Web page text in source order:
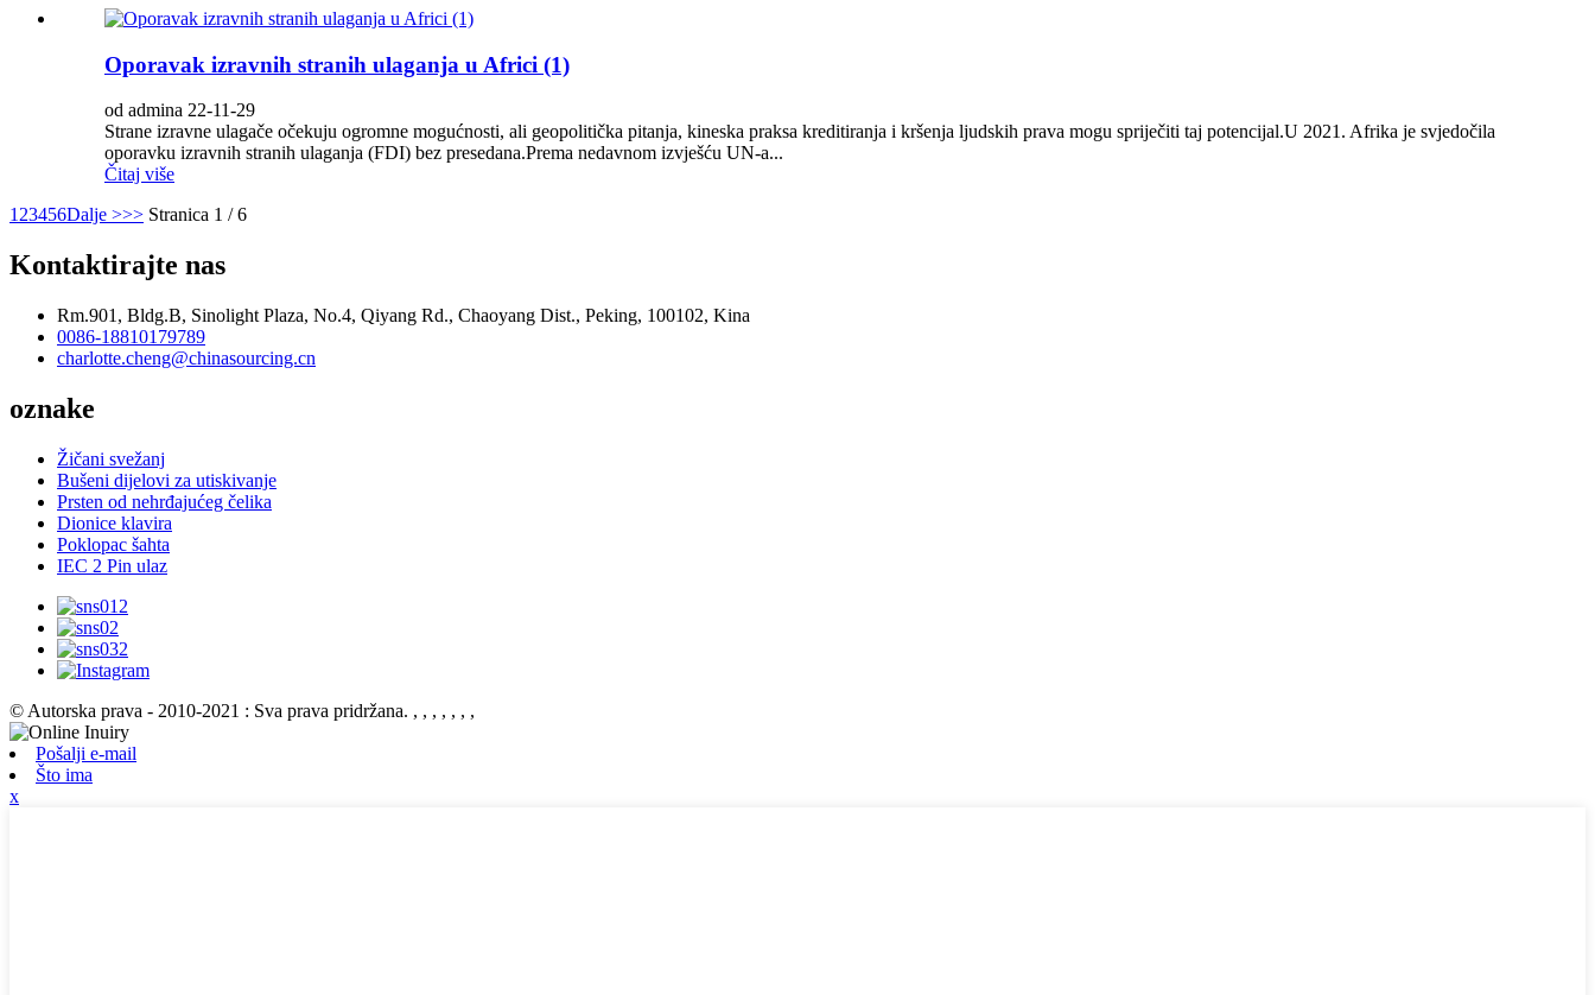
Oporavak izravnih stranih ulaganja u Africi (1)
od admina 22-11-29
Strane izravne ulagače očekuju ogromne mogućnosti, ali geopolitička pitanja, kineska praksa kreditiranja i kršenja ljudskih prava mogu spriječiti taj potencijal.U 2021. Afrika je svjedočila
oporavku izravnih stranih ulaganja (FDI) bez presedana.Prema nedavnom izvješću UN-a...
Čitaj više
123456Dalje >>> Stranica 1 / 6
Kontaktirajte nas
Rm.901, Bldg.B, Sinolight Plaza, No.4, Qiyang Rd., Chaoyang Dist., Peking, 100102, Kina
0086-18810179789
charlotte.cheng@chinasourcing.cn
oznake
Žičani svežanj
Bušeni dijelovi za utiskivanje
Prsten od nehrđajućeg čelika
Dionice klavira
Poklopac šahta
IEC 2 Pin ulaz
© Autorska prava - 2010-2021 : Sva prava pridržana. , , , , , , ,
Pošalji e-mail
Što ima
x